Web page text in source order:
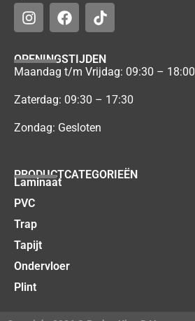
OPENINGSTIJDEN
Maandag t/m Vrijdag: 09:30 – 18:00
Zaterdag: 09:30 – 17:30
Zondag: Gesloten
PRODUCTCATEGORIEËN
Laminaat
PVC
Trap
Tapijt
Ondervloer
Plint